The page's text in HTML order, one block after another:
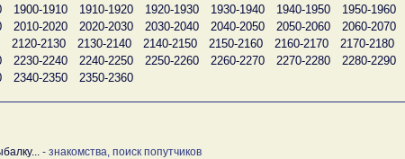
1900-1910 1910-1920 1920-1930 1930-1940 1940-1950 1950-1960
2010-2020 2020-2030 2030-2040 2040-2050 2050-2060 2060-2070
2120-2130 2130-2140 2140-2150 2150-2160 2160-2170 2170-2180
2230-2240 2240-2250 2250-2260 2260-2270 2270-2280 2280-2290
2340-2350 2350-2360
- знакомства, поиск попутчиков